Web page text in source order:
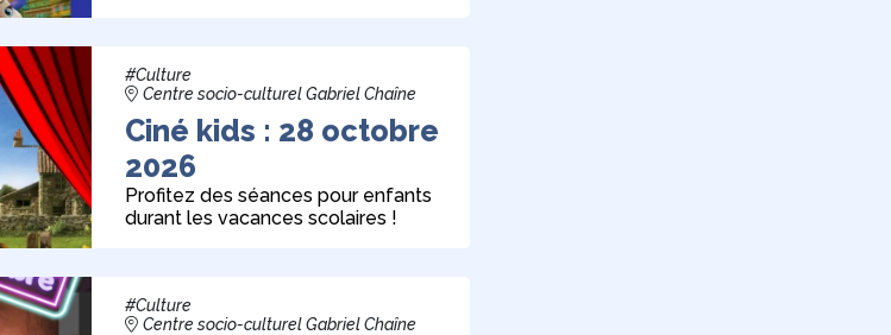
#Culture
Centre socio-culturel Gabriel Chaîne
Ciné kids : 28 octobre
2026
Profitez des séances pour enfants
durant les vacances scolaires !
#Culture
Centre socio-culturel Gabriel Chaîne